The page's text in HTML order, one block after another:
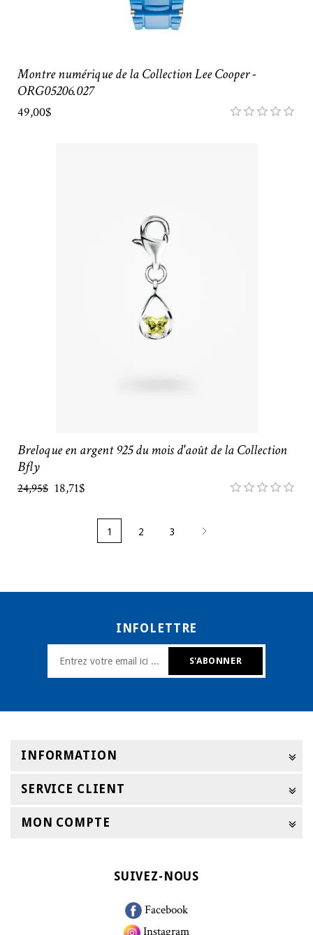
Montre numérique de la Collection Lee Cooper -
ORG05206.027
49,00$
Breloque en argent 925 du mois d'août de la Collection
Bfly
24,95$ 18,71$
1 2 3
INFOLETTRE
INFORMATION
SERVICE CLIENT
MON COMPTE
SUIVEZ-NOUS
Facebook
Instagram